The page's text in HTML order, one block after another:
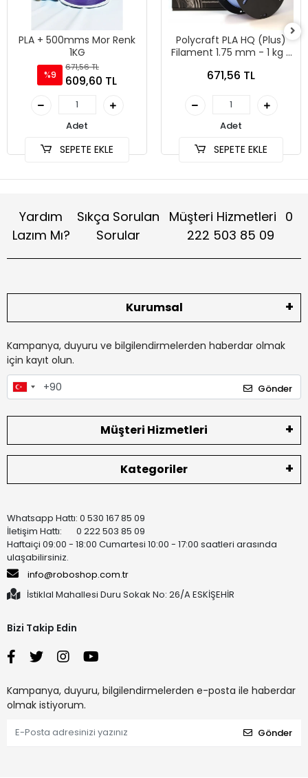
PLA + 500mms Mor Renk
1KG
%9
671,56 TL
609,60 TL
Adet
SEPETE EKLE
Polycraft PLA HQ (Plus)
Filament 1.75 mm - 1 kg -
671,56 TL
Adet
SEPETE EKLE
Yardım
Lazım Mı?
Sıkça Sorulan
Sorular
Müşteri Hizmetleri 0
222 503 85 09
Kurumsal
Kampanya, duyuru ve bilgilendirmelerden haberdar olmak
için kayıt olun.
Gönder
Müşteri Hizmetleri
Kategoriler
Whatsapp Hattı: 0 530 167 85 09
İletişim Hattı: 0 222 503 85 09
Haftaiçi 09:00 - 18:00 Cumartesi 10:00 - 17:00 saatleri arasında
ulaşabilirsiniz.
info@roboshop.com.tr
İstiklal Mahallesi Duru Sokak No: 26/A ESKİŞEHİR
Bizi Takip Edin
Kampanya, duyuru, bilgilendirmelerden e-posta ile haberdar
olmak istiyorum.
Gönder